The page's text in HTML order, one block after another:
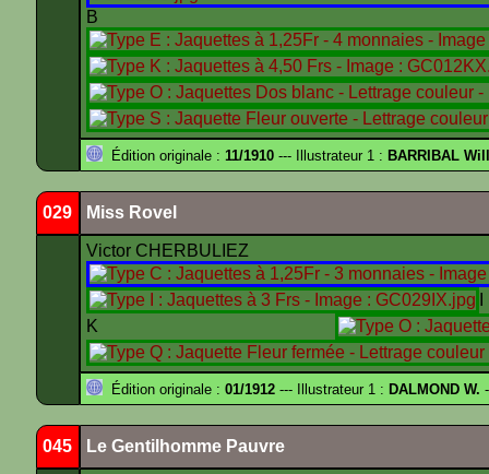
B
Édition originale : 11/1910 --- Illustrateur 1 : BARRIBAL
029 Miss Rovel
Victor CHERBULIEZ
K
Édition originale : 01/1912 --- Illustrateur 1 : DALMOND W.
045 Le Gentilhomme Pauvre